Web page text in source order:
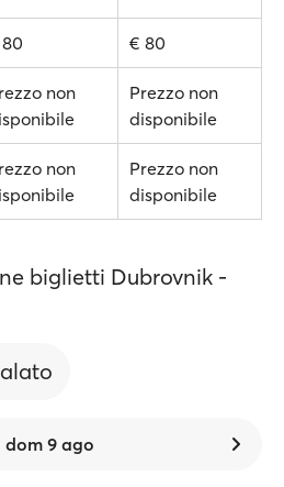
€ 80
non
Prezzo non
disponibile
non
Prezzo non
disponibile
biglietti Dubrovnik -
dom 9 ago